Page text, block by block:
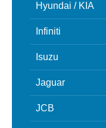
Hyundai / KIA
Infiniti
Isuzu
Jaguar
JCB